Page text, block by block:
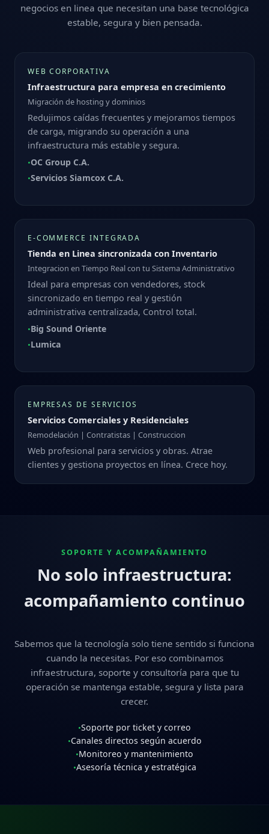
negocios en linea que necesitan una base tecnológica
estable, segura y bien pensada.
WEB CORPORATIVA
Infraestructura para empresa en crecimiento
Migración de hosting y dominios
Redujimos caídas frecuentes y mejoramos tiempos
de carga, migrando su operación a una
infraestructura más estable y segura.
•OC Group C.A.
•Servicios Siamcox C.A.
E‑COMMERCE INTEGRADA
Tienda en Linea sincronizada con Inventario
Integracion en Tiempo Real con tu Sistema Administrativo
Ideal para empresas con vendedores, stock
sincronizado en tiempo real y gestión
administrativa centralizada, Control total.
•Big Sound Oriente
•Lumica
EMPRESAS DE SERVICIOS
Servicios Comerciales y Residenciales
Remodelación | Contratistas | Construccion
Web profesional para servicios y obras. Atrae
clientes y gestiona proyectos en línea. Crece hoy.
SOPORTE Y ACOMPAÑAMIENTO
No solo infraestructura:
acompañamiento continuo
Sabemos que la tecnología solo tiene sentido si funciona
cuando la necesitas. Por eso combinamos
infraestructura, soporte y consultoría para que tu
operación se mantenga estable, segura y lista para
crecer.
•Soporte por ticket y correo
•Canales directos según acuerdo
•Monitoreo y mantenimiento
•Asesoría técnica y estratégica